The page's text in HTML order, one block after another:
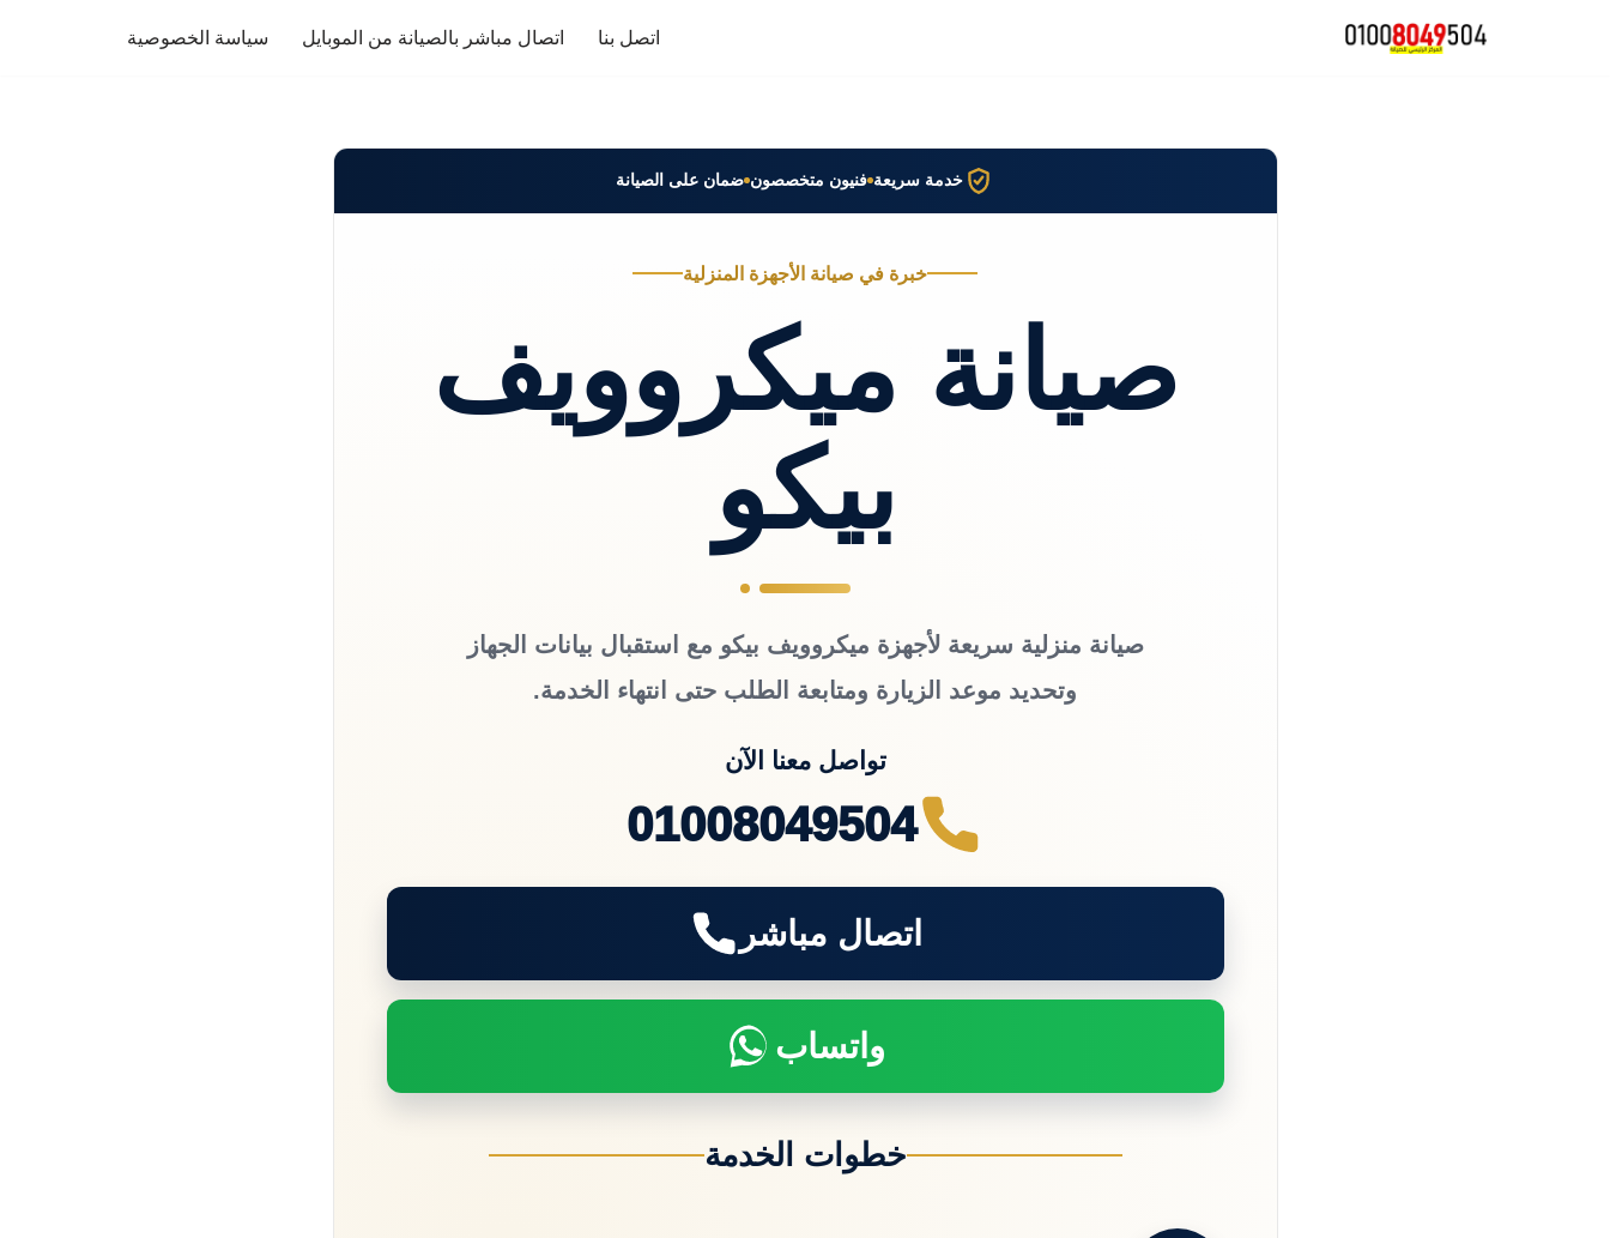
اتصل بنا اتصال مباشر بالصيانة من الموبايل سياسة الخصوصية
خدمة سريعة فنيون متخصصون ضمان على الصيانة
خبرة في صيانة الأجهزة المنزلية
صيانة ميكروويف
بيكو
صيانة منزلية سريعة لأجهزة ميكروويف بيكو مع استقبال بيانات الجهاز
وتحديد موعد الزيارة ومتابعة الطلب حتى انتهاء الخدمة.
تواصل معنا الآن
01008049504
اتصال مباشر
واتساب
خطوات الخدمة